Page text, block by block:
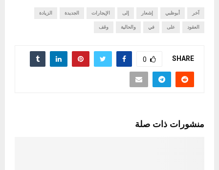
آخر أبوظبي إشعار إلى الإيجارات الجديدة الزيادة
العقود على في والحالية وقف
SHARE
0
منشورات ذات صلة